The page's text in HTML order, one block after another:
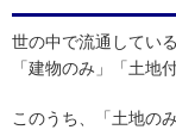
世の中で流通してい
「建物のみ」「土地
このうち、「土地の